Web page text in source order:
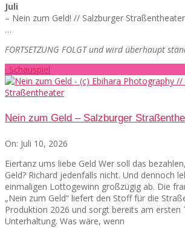
Juli
– Nein zum Geld! // Salzburger Straßentheater
…
FORTSETZUNG FOLGT und wird überhaupt
· Schauspiel
Nein zum Geld – Salzburger
On: Juli 10, 2026
Eiertanz ums liebe Geld Wer soll das
Geld? Richard jedenfalls nicht. Und dennoch
einmaligen Lottogewinn großzügig ab. Die
„Nein zum Geld“ liefert den Stoff für die
Produktion 2026 und sorgt bereits am ersten
Unterhaltung. Was wäre, wenn